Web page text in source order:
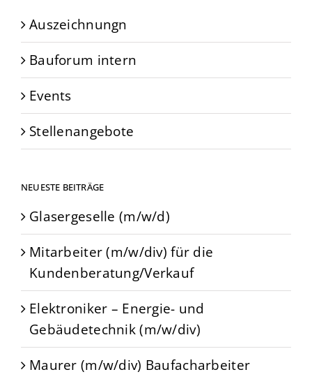
Auszeichnungn
Bauforum intern
Events
Stellenangebote
NEUESTE BEITRÄGE
Glasergeselle (m/w/d)
Mitarbeiter (m/w/div) für die
Kundenberatung/Verkauf
Elektroniker – Energie- und
Gebäudetechnik (m/w/div)
Maurer (m/w/div) Baufacharbeiter